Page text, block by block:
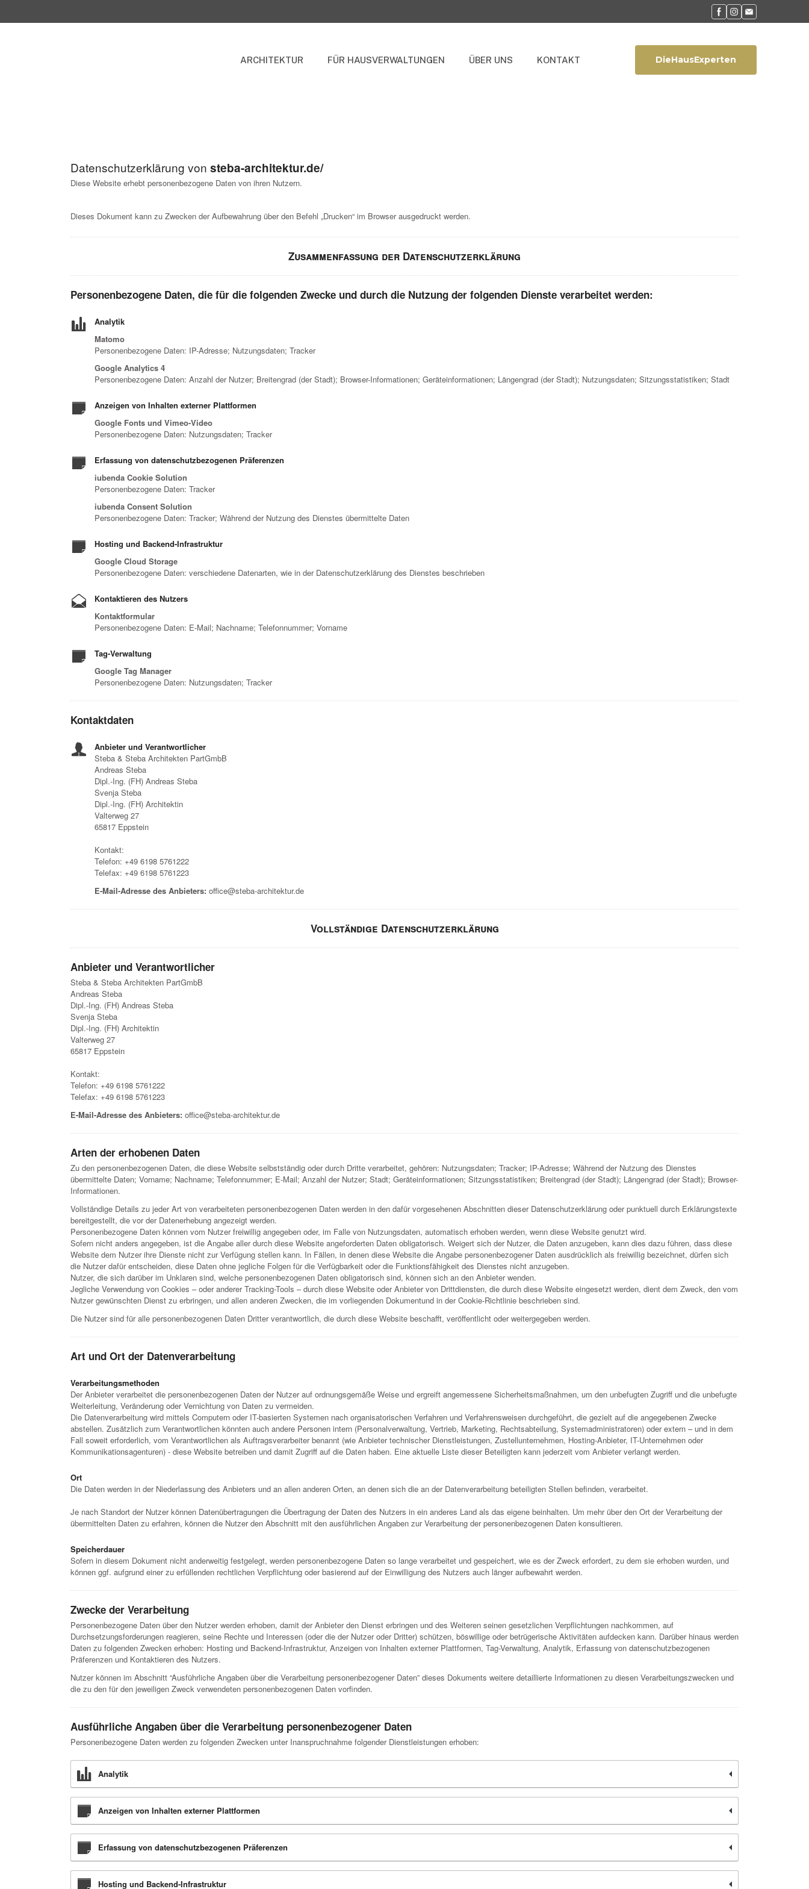
ARCHITEKTUR FÜR HAUSVERWALTUNGEN ÜBER UNS KONTAKT DieHausExperten
Datenschutzerklärung von steba-architektur.de/
Diese Website erhebt personenbezogene Daten von ihren Nutzern.
Dieses Dokument kann zu Zwecken der Aufbewahrung über den Befehl „Drucken“ im Browser ausgedruckt werden.
Zusammenfassung der Datenschutzerklärung
Personenbezogene Daten, die für die folgenden Zwecke und durch die Nutzung der folgenden Dienste verarbeitet werden:
Analytik
Matomo
Personenbezogene Daten: IP-Adresse; Nutzungsdaten; Tracker
Google Analytics 4
Personenbezogene Daten: Anzahl der Nutzer; Breitengrad (der Stadt); Browser-Informationen; Geräteinformationen; Längengrad (der Stadt); Nutzungsdaten; Sitzungsstatistiken; Stadt
Anzeigen von Inhalten externer Plattformen
Google Fonts und Vimeo-Video
Personenbezogene Daten: Nutzungsdaten; Tracker
Erfassung von datenschutzbezogenen Präferenzen
iubenda Cookie Solution
Personenbezogene Daten: Tracker
iubenda Consent Solution
Personenbezogene Daten: Tracker; Während der Nutzung des Dienstes übermittelte Daten
Hosting und Backend-Infrastruktur
Google Cloud Storage
Personenbezogene Daten: verschiedene Datenarten, wie in der Datenschutzerklärung des Dienstes beschrieben
Kontaktieren des Nutzers
Kontaktformular
Personenbezogene Daten: E-Mail; Nachname; Telefonnummer; Vorname
Tag-Verwaltung
Google Tag Manager
Personenbezogene Daten: Nutzungsdaten; Tracker
Kontaktdaten
Anbieter und Verantwortlicher
Steba & Steba Architekten PartGmbB
Andreas Steba
Dipl.-Ing. (FH) Andreas Steba
Svenja Steba
Dipl.-Ing. (FH) Architektin
Valterweg 27
65817 Eppstein
Kontakt:
Telefon: +49 6198 5761222
Telefax: +49 6198 5761223
E-Mail-Adresse des Anbieters: office@steba-architektur.de
Vollständige Datenschutzerklärung
Anbieter und Verantwortlicher
Steba & Steba Architekten PartGmbB
Andreas Steba
Dipl.-Ing. (FH) Andreas Steba
Svenja Steba
Dipl.-Ing. (FH) Architektin
Valterweg 27
65817 Eppstein
Kontakt:
Telefon: +49 6198 5761222
Telefax: +49 6198 5761223
E-Mail-Adresse des Anbieters: office@steba-architektur.de
Arten der erhobenen Daten
Zu den personenbezogenen Daten, die diese Website selbstständig oder durch Dritte verarbeitet, gehören: Nutzungsdaten; Tracker; IP-Adresse; Während der Nutzung des Dienstes
übermittelte Daten; Vorname; Nachname; Telefonnummer; E-Mail; Anzahl der Nutzer; Stadt; Geräteinformationen; Sitzungsstatistiken; Breitengrad (der Stadt); Längengrad (der Stadt); Browser-
Informationen.
Vollständige Details zu jeder Art von verarbeiteten personenbezogenen Daten werden in den dafür vorgesehenen Abschnitten dieser Datenschutzerklärung oder punktuell durch Erklärungstexte
bereitgestellt, die vor der Datenerhebung angezeigt werden.
Personenbezogene Daten können vom Nutzer freiwillig angegeben oder, im Falle von Nutzungsdaten, automatisch erhoben werden, wenn diese Website genutzt wird.
Sofern nicht anders angegeben, ist die Angabe aller durch diese Website angeforderten Daten obligatorisch. Weigert sich der Nutzer, die Daten anzugeben, kann dies dazu führen, dass diese
Website dem Nutzer ihre Dienste nicht zur Verfügung stellen kann. In Fällen, in denen diese Website die Angabe personenbezogener Daten ausdrücklich als freiwillig bezeichnet, dürfen sich
die Nutzer dafür entscheiden, diese Daten ohne jegliche Folgen für die Verfügbarkeit oder die Funktionsfähigkeit des Dienstes nicht anzugeben.
Nutzer, die sich darüber im Unklaren sind, welche personenbezogenen Daten obligatorisch sind, können sich an den Anbieter wenden.
Jegliche Verwendung von Cookies – oder anderer Tracking-Tools – durch diese Website oder Anbieter von Drittdiensten, die durch diese Website eingesetzt werden, dient dem Zweck, den vom
Nutzer gewünschten Dienst zu erbringen, und allen anderen Zwecken, die im vorliegenden Dokumentund in der Cookie-Richtlinie beschrieben sind.
Die Nutzer sind für alle personenbezogenen Daten Dritter verantwortlich, die durch diese Website beschafft, veröffentlicht oder weitergegeben werden.
Art und Ort der Datenverarbeitung
Verarbeitungsmethoden
Der Anbieter verarbeitet die personenbezogenen Daten der Nutzer auf ordnungsgemäße Weise und ergreift angemessene Sicherheitsmaßnahmen, um den unbefugten Zugriff und die unbefugte
Weiterleitung, Veränderung oder Vernichtung von Daten zu vermeiden.
Die Datenverarbeitung wird mittels Computern oder IT-basierten Systemen nach organisatorischen Verfahren und Verfahrensweisen durchgeführt, die gezielt auf die angegebenen Zwecke
abstellen. Zusätzlich zum Verantwortlichen könnten auch andere Personen intern (Personalverwaltung, Vertrieb, Marketing, Rechtsabteilung, Systemadministratoren) oder extern – und in dem
Fall soweit erforderlich, vom Verantwortlichen als Auftragsverarbeiter benannt (wie Anbieter technischer Dienstleistungen, Zustellunternehmen, Hosting-Anbieter, IT-Unternehmen oder
Kommunikationsagenturen) - diese Website betreiben und damit Zugriff auf die Daten haben. Eine aktuelle Liste dieser Beteiligten kann jederzeit vom Anbieter verlangt werden.
Ort
Die Daten werden in der Niederlassung des Anbieters und an allen anderen Orten, an denen sich die an der Datenverarbeitung beteiligten Stellen befinden, verarbeitet.
Je nach Standort der Nutzer können Datenübertragungen die Übertragung der Daten des Nutzers in ein anderes Land als das eigene beinhalten. Um mehr über den Ort der Verarbeitung der
übermittelten Daten zu erfahren, können die Nutzer den Abschnitt mit den ausführlichen Angaben zur Verarbeitung der personenbezogenen Daten konsultieren.
Speicherdauer
Sofern in diesem Dokument nicht anderweitig festgelegt, werden personenbezogene Daten so lange verarbeitet und gespeichert, wie es der Zweck erfordert, zu dem sie erhoben wurden, und
können ggf. aufgrund einer zu erfüllenden rechtlichen Verpflichtung oder basierend auf der Einwilligung des Nutzers auch länger aufbewahrt werden.
Zwecke der Verarbeitung
Personenbezogene Daten über den Nutzer werden erhoben, damit der Anbieter den Dienst erbringen und des Weiteren seinen gesetzlichen Verpflichtungen nachkommen, auf
Durchsetzungsforderungen reagieren, seine Rechte und Interessen (oder die der Nutzer oder Dritter) schützen, böswillige oder betrügerische Aktivitäten aufdecken kann. Darüber hinaus werden
Daten zu folgenden Zwecken erhoben: Hosting und Backend-Infrastruktur, Anzeigen von Inhalten externer Plattformen, Tag-Verwaltung, Analytik, Erfassung von datenschutzbezogenen
Präferenzen und Kontaktieren des Nutzers.
Nutzer können im Abschnitt “Ausführliche Angaben über die Verarbeitung personenbezogener Daten” dieses Dokuments weitere detaillierte Informationen zu diesen Verarbeitungszwecken und
die zu den für den jeweiligen Zweck verwendeten personenbezogenen Daten vorfinden.
Ausführliche Angaben über die Verarbeitung personenbezogener Daten
Personenbezogene Daten werden zu folgenden Zwecken unter Inanspruchnahme folgender Dienstleistungen erhoben:
Analytik
Anzeigen von Inhalten externer Plattformen
Erfassung von datenschutzbezogenen Präferenzen
Hosting und Backend-Infrastruktur